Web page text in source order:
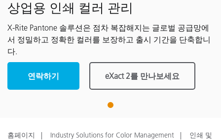
상업용 인쇄 컬러 관리
X-Rite Pantone 솔루션은 점차 복잡해지는 글로벌 공급망에
서 정밀하고 정확한 컬러를 보장하고 출시 기간을 단축합니
다.
연락하기 eXact 2를 만나보세요
1
홈페이지 Industry Solutions for Color Management
인쇄 및